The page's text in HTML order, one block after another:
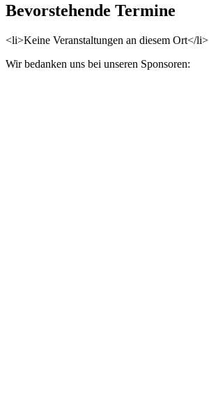
Bevorstehende Termine
<li>Keine Veranstaltungen an diesem Ort</li>
Wir bedanken uns bei unseren Sponsoren: